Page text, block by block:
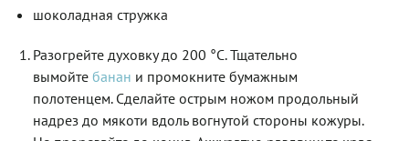
шоколадная стружка
Разогрейте духовку до 200 °C. Тщательно
вымойте банан и промокните бумажным
полотенцем. Сделайте острым ножом продольный
надрез до мякоти вдоль вогнутой стороны кожуры.